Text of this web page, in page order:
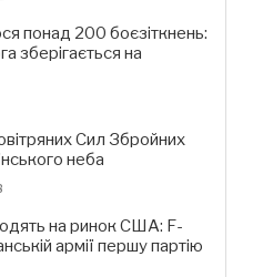
понад 200 боєзіткнень:
зберігається на
Сил Збройних
неба
на ринок США: F-
армії першу партію